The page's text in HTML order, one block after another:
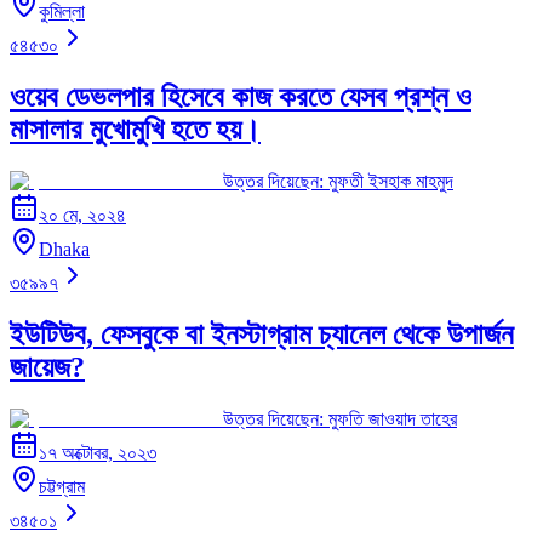
কুমিল্লা
৫৪৫৩০
ওয়েব ডেভলপার হিসেবে কাজ করতে যেসব প্রশ্ন ও
মাসালার মুখোমুখি হতে হয়।
উত্তর দিয়েছেন: মুফতী ইসহাক মাহমুদ
২০ মে, ২০২৪
Dhaka
৩৫৯৯৭
ইউটিউব, ফেসবুকে বা ইনস্টাগ্রাম চ্যানেল থেকে উপার্জন
জায়েজ?
উত্তর দিয়েছেন: মুফতি জাওয়াদ তাহের
১৭ অক্টোবর, ২০২৩
চট্টগ্রাম
৩৪৫০১